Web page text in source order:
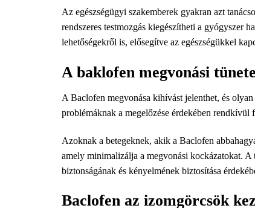
Az egészségügyi szakemberek gyakran azt
rendszeres testmozgás kiegészítheti a gyógyszer
lehetőségekről is, elősegítve az egészségükkel
A baklofen megvonási
A Baclofen megvonása kihívást jelenthet, és
problémáknak a megelőzése érdekében
Azoknak a betegeknek, akik a Baclofen
amely minimalizálja a megvonási kockázatokat.
biztonságának és kényelmének biztosítása
Baclofen az izomgörcsök